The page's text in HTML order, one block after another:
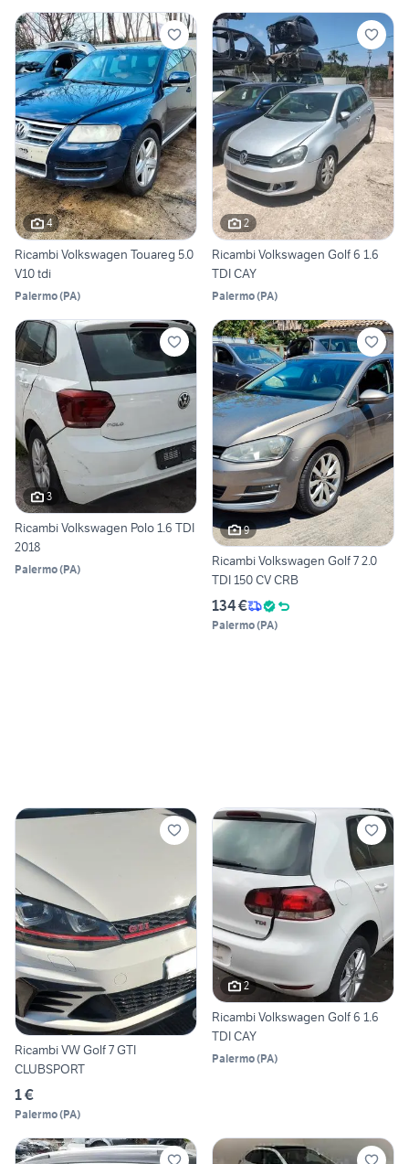
4
Ricambi Volkswagen Touareg 5.0
V10 tdi
Palermo(PA)
2
Ricambi Volkswagen Golf 6 1.6
TDI CAY
Palermo(PA)
3
Ricambi Volkswagen Polo 1.6 TDI
2018
Palermo(PA)
9
Ricambi Volkswagen Golf 7 2.0
TDI 150 CV CRB
134 €
Palermo(PA)
Ricambi VW Golf 7 GTI
CLUBSPORT
1 €
Palermo(PA)
2
Ricambi Volkswagen Golf 6 1.6
TDI CAY
Palermo(PA)